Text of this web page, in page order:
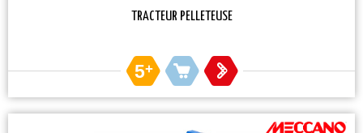
TRACTEUR PELLETEUSE
5+